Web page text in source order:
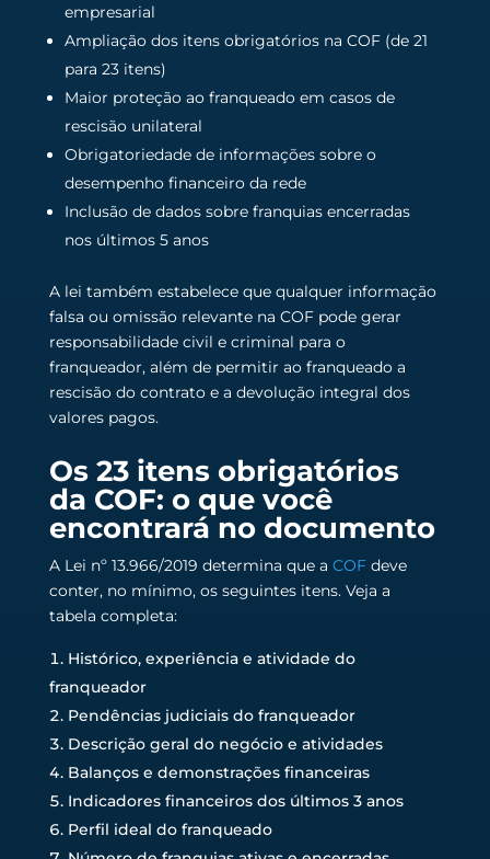
empresarial
Ampliação dos itens obrigatórios na COF (de 21
para 23 itens)
Maior proteção ao franqueado em casos de
rescisão unilateral
Obrigatoriedade de informações sobre o
desempenho financeiro da rede
Inclusão de dados sobre franquias encerradas
nos últimos 5 anos
A lei também estabelece que qualquer informação
falsa ou omissão relevante na COF pode gerar
responsabilidade civil e criminal para o
franqueador, além de permitir ao franqueado a
rescisão do contrato e a devolução integral dos
valores pagos.
Os 23 itens obrigatórios
da COF: o que você
encontrará no documento
A Lei nº 13.966/2019 determina que a COFdeve
conter, no mínimo, os seguintes itens. Veja a
tabela completa:
Histórico, experiência e atividade do
franqueador
Pendências judiciais do franqueador
Descrição geral do negócio e atividades
Balanços e demonstrações financeiras
Indicadores financeiros dos últimos 3 anos
Perfil ideal do franqueado